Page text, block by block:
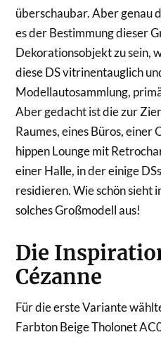
überschaubar. Aber genau
es der Bestimmung dieser
Dekorationsobjekt zu sein,
diese DS vitrinentauglich
Modellautosammlung,
Aber gedacht ist die zur
Raumes, eines Büros,
hippen Lounge mit
einer Halle, in der einige
residieren. Wie schön sieht
solches Großmodell aus!
Die
Cézanne
Für die erste Variante
Farbton Beige Tholonet